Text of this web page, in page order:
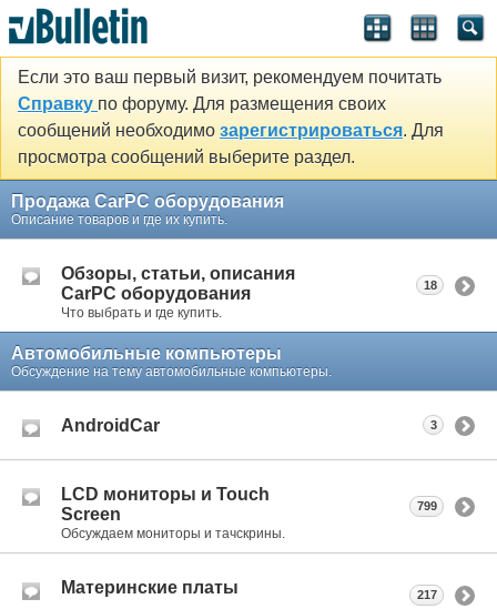
Если это ваш первый визит, рекомендуем почитать
Справку по форуму. Для размещения своих
сообщений необходимо зарегистрироваться. Для
просмотра сообщений выберите раздел.
Продажа CarPC оборудования
Описание товаров и где их купить.
Обзоры, статьи, описания
CarPC оборудования
Что выбрать и где купить.
18
Автомобильные компьютеры
Обсуждение на тему автомобильные компьютеры.
AndroidCar 3
LCD мониторы и Touch
Screen
Обсуждаем мониторы и тачскрины.
799
Материнские платы 217